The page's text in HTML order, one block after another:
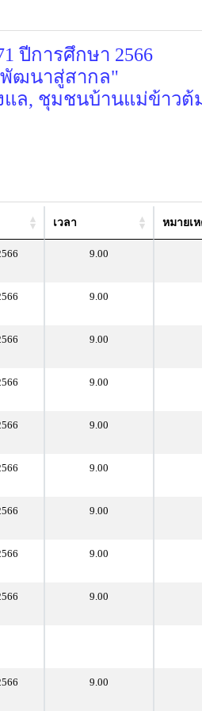
ปีการศึกษา 2566
พัฒนาสู่สากล"
ล, ชุมชนบ้านแม่ข้าวต้
เวลา หมายเ
9.00
9.00
9.00
9.00
9.00
9.00
9.00
9.00
9.00
9.00